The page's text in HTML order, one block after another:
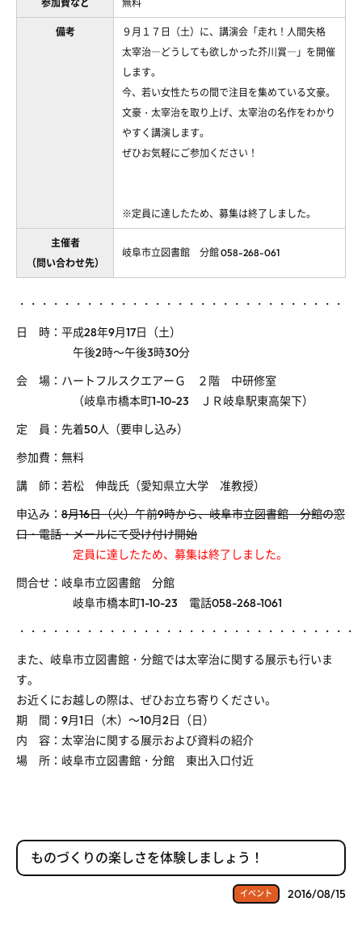
参加費など 無料
備考
９月１７日（土）に、講演会「走れ！人間失格
太宰治―どうしても欲しかった芥川賞―」を開催
します。
今、若い女性たちの間で注目を集めている文豪。
文豪・太宰治を取り上げ、太宰治の名作をわかり
やすく講演します。
ぜひお気軽にご参加ください！
※定員に達したため、募集は終了しました。
主催者
（問い合わせ先）
岐阜市立図書館 分館 058-268-061
・・・・・・・・・・・・・・・・・・・・・・・・・・・・・
日 時：平成28年9月17日（土）
午後2時～午後3時30分
会 場：ハートフルスクエアーＧ ２階 中研修室
（岐阜市橋本町1-10-23 ＪＲ岐阜駅東高架下）
定 員：先着50人（要申し込み）
参加費：無料
講 師：若松 伸哉氏（愛知県立大学 准教授）
申込み： 8月16日（火）午前9時から、岐阜市立図書館 分館の窓
口・電話・メールにて受け付け開始
定員に達したため、募集は終了しました。
問合せ：岐阜市立図書館 分館
岐阜市橋本町1-10-23 電話058-268-1061
・・・・・・・・・・・・・・・・・・・・・・・・・・・・・・
また、岐阜市立図書館・分館では太宰治に関する展示も行いま
す。
お近くにお越しの際は、ぜひお立ち寄りください。
期 間：9月1日（木）～10月2日（日）
内 容：太宰治に関する展示および資料の紹介
場 所：岐阜市立図書館・分館 東出入口付近
ものづくりの楽しさを体験しましょう！
イベント 2016/08/15